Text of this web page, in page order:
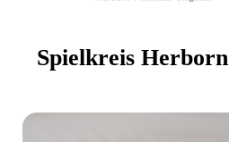
Spielkreis Herborn